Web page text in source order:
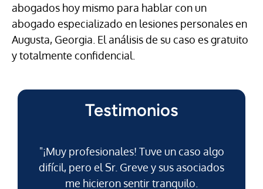
abogados hoy mismo para hablar con un
abogado especializado en lesiones personales en
Augusta, Georgia. El análisis de su caso es gratuito
y totalmente confidencial.
Testimonios
"¡Muy profesionales! Tuve un caso algo
difícil, pero el Sr. Greve y sus asociados
me hicieron sentir tranquilo.